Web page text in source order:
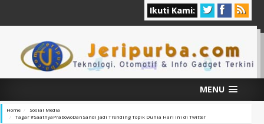
Ikuti Kami:
MENU
Home
Sosial Media
Tagar #SaatnyaPrabowoDanSandi Jadi Trending Topik Dunia Hari ini di Twitter